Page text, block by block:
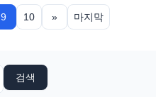
9 10 » 마지막
검색